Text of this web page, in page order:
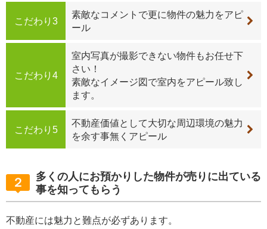
こだわり3
素敵なコメントで更に物件の魅力をアピ
ール
こだわり4
室内写真が撮影できない物件もお任せ下
さい！
素敵なイメージ図で室内をアピール致し
ます。
こだわり5
不動産価値として大切な周辺環境の魅力
を余す事無くアピール
２
多くの人にお預かりした物件が売りに出ている
事を知ってもらう
不動産には魅力と難点が必ずあります。